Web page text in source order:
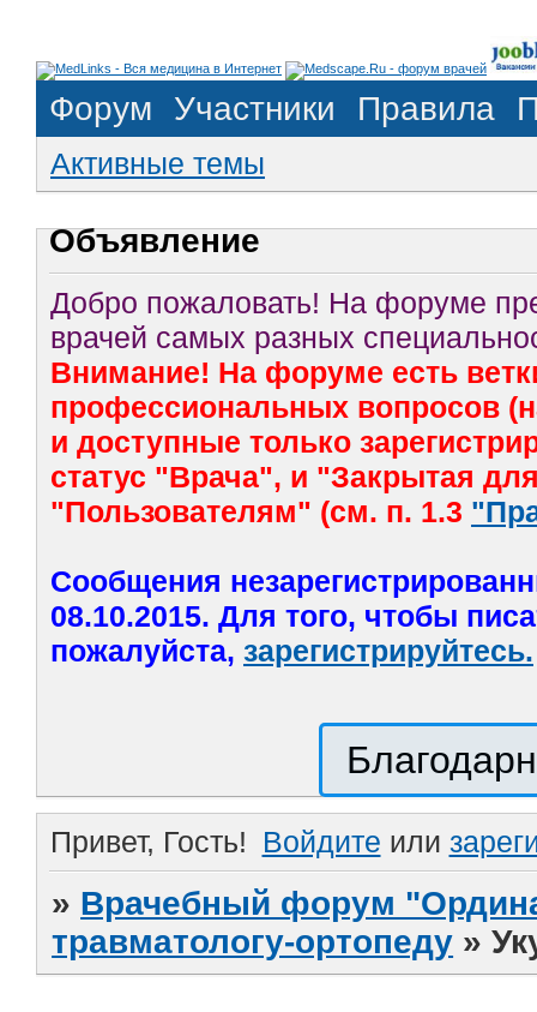
Форум Участники Правила
Активные темы
Объявление
Добро пожаловать! На форуме
врачей самых разных
Внимание! На форуме есть
профессиональных вопросов
и доступные только
статус "Врача", и "Закрытая
"Пользователям" (см. п. 1.3
Сообщения
08.10.2015. Для того, чтобы
пожалуйста, зарегистрируйтесь.
Привет, Гость! Войдите или
» Врачебный форум
травматологу-ортопеду »